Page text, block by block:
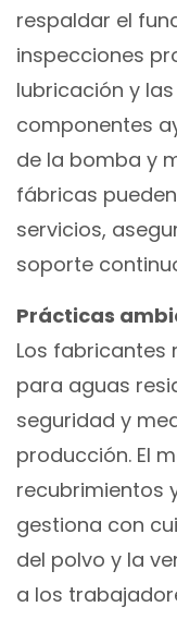
respaldar el
inspecciones
lubricación y
componentes
de la bomba y
fábricas
servicios,
soporte
Prácticas
Los fabricantes
para aguas
seguridad y
producción. El
recubrimientos
gestiona con
del polvo y la
a los